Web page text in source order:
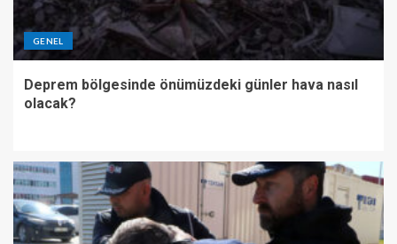
GENEL
Deprem bölgesinde önümüzdeki günler hava nasıl
olacak?